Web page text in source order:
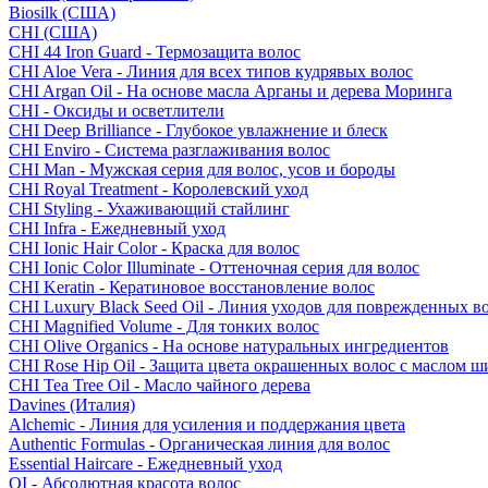
Biosilk (США)
CHI (США)
CHI 44 Iron Guard - Термозащита волос
CHI Aloe Vera - Линия для всех типов кудрявых волос
CHI Argan Oil - На основе масла Арганы и дерева Моринга
CHI - Оксиды и осветлители
CHI Deep Brilliance - Глубокое увлажнение и блеск
CHI Enviro - Система разглаживания волос
CHI Man - Мужская серия для волос, усов и бороды
CHI Royal Treatment - Королевский уход
CHI Styling - Ухаживающий стайлинг
CHI Infra - Ежедневный уход
CHI Ionic Hair Color - Краска для волос
CHI Ionic Color Illuminate - Оттеночная серия для волос
CHI Keratin - Кератиновое восстановление волос
CHI Luxury Black Seed Oil - Линия уходов для поврежденных
CHI Magnified Volume - Для тонких волос
CHI Olive Organics - На основе натуральных ингредиентов
CHI Rose Hip Oil - Защита цвета окрашенных волос с маслом
CHI Tea Tree Oil - Масло чайного дерева
Davines (Италия)
Alchemic - Линия для усиления и поддержания цвета
Authentic Formulas - Органическая линия для волос
Essential Haircare - Eжедневный уход
OI - Абсолютная красота волос